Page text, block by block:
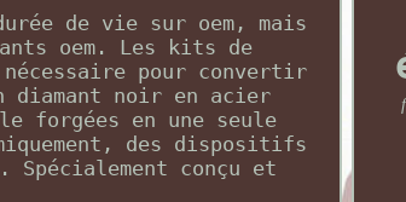
de vie sur oem, mais
oem. Les kits de
nécessaire pour convertir
diamant noir en acier
forgées en une seule
des dispositifs
conçu et